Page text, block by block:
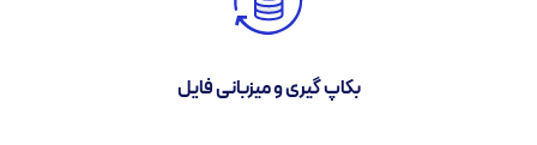
بکاپ ‌گیری و میزبانی فایل